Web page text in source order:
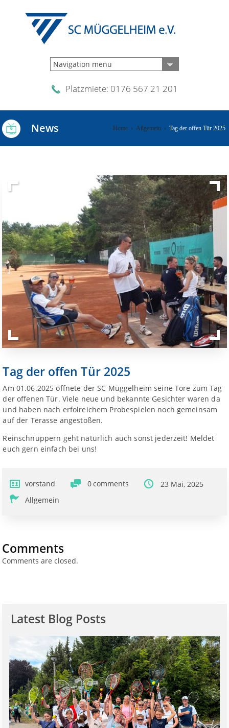
Navigation menu
Platzmiete: 0176 567 21 201
News Home› Allgemein› Tag der offen Tür 2025
Tag der offen Tür 2025
Am 01.06.2025 öffnete der SC Müggelheim seine Tore zum Tag
der offenen Tür. Viele neue und bekannte Gesichter waren da
und haben nach erfolreichem Probespielen noch gemeinsam
auf der Terasse angestoßen.
Reinschnuppern geht natürlich auch sonst jederzeit! Meldet
euch gern einfach bei uns!
vorstand 0comments
23 Mai, 2025
Allgemein
Comments
Comments are closed.
Latest Blog Posts